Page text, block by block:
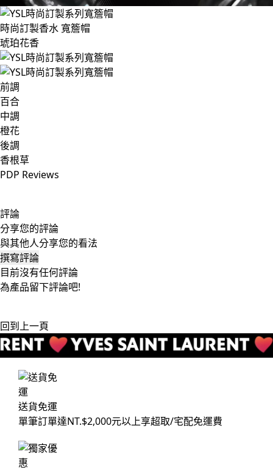
時尚訂製香水 寬簷帽
琥珀花香
前調
百合
中調
橙花
後調
香根草
PDP Reviews
評論
分享您的評論
與其他人分享您的看法
撰寫評論
目前沒有任何評論
為產品留下評論吧!
回到上一頁
送貨免運
單筆訂單達NT.$2,000元以上享超取/宅配免運費